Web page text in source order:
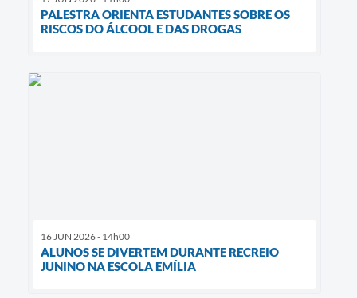
PALESTRA ORIENTA ESTUDANTES SOBRE OS
RISCOS DO ÁLCOOL E DAS DROGAS
16 JUN 2026 - 14h00
ALUNOS SE DIVERTEM DURANTE RECREIO
JUNINO NA ESCOLA EMÍLIA